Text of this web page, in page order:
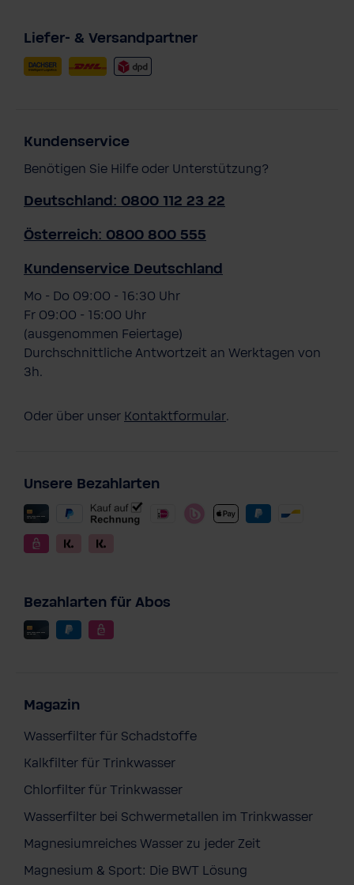
Liefer- & Versandpartner
Kundenservice
Benötigen Sie Hilfe oder Unterstützung?
Deutschland: 0800 112 23 22
Österreich: 0800 800 555
Kundenservice Deutschland
Mo - Do 09:00 - 16:30 Uhr
Fr 09:00 - 15:00 Uhr
(ausgenommen Feiertage)
Durchschnittliche Antwortzeit an Werktagen von
3h.
Oder über unser Kontaktformular.
Unsere Bezahlarten
Bezahlarten für Abos
Magazin
Wasserfilter für Schadstoffe
Kalkfilter für Trinkwasser
Chlorfilter für Trinkwasser
Wasserfilter bei Schwermetallen im Trinkwasser
Magnesiumreiches Wasser zu jeder Zeit
Magnesium & Sport: Die BWT Lösung